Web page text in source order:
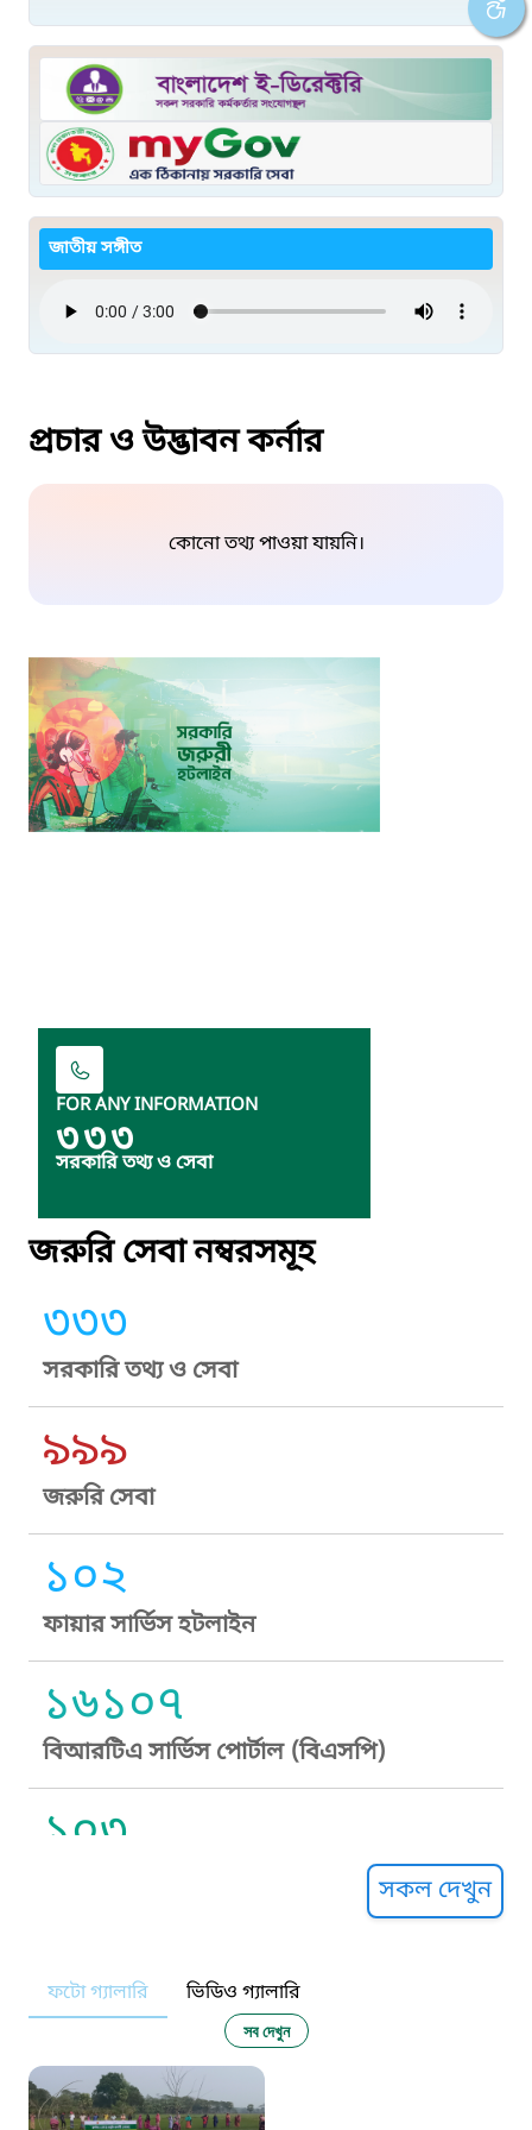
জাতীয় সঙ্গীত
প্রচার ও উদ্ভাবন কর্নার
কোনো তথ্য পাওয়া যায়নি।
FOR ANY INFORMATION
৩৩৩
সরকারি তথ্য ও সেবা
জরুরি সেবা নম্বরসমূহ
৩৩৩
সরকারি তথ্য ও সেবা
৯৯৯
জরুরি সেবা
১০২
ফায়ার সার্ভিস হটলাইন
১৬১০৭
বিআরটিএ সার্ভিস পোর্টাল (বিএসপি)
১০৩
নারী ও শিশু নির্যাতন প্রতিরোধ
১০৬
সকল দেখুন
ফটো গ্যালারি ভিডিও গ্যালারি
সব দেখুন